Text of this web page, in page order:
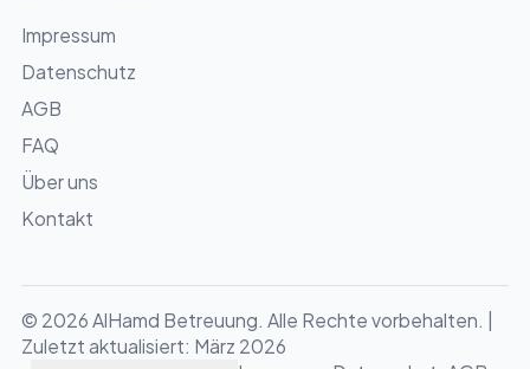
Impressum
Datenschutz
AGB
FAQ
Über uns
Kontakt
© 2026 AlHamd Betreuung . Alle Rechte vorbehalten. |
Zuletzt aktualisiert: März 2026